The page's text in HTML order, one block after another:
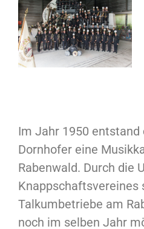
APP
KONTAKT
DEUTSCH
Im Jahr 1950 entstand
Dornhofer eine
Rabenwald. Durch die
Knappschaftsvereines
Talkumbetriebe am
noch im selben Jahr